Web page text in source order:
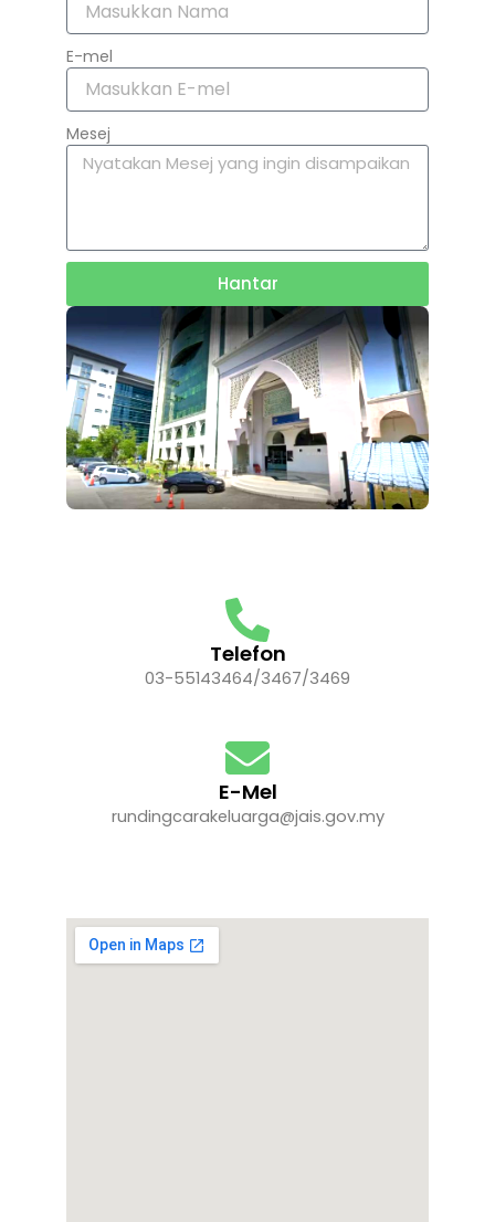
E-mel
Mesej
Hantar
Telefon
03-55143464/3467/3469
E-Mel
rundingcarakeluarga@jais.gov.my